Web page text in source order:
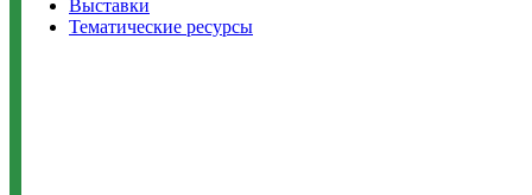
Выставки
Тематические ресурсы